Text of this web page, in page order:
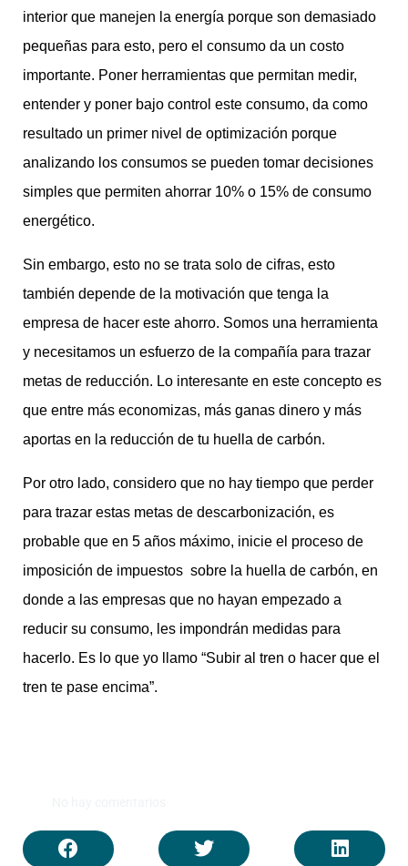
interior que manejen la energía porque son demasiado
pequeñas para esto, pero el consumo da un costo
importante. Poner herramientas que permitan medir,
entender y poner bajo control este consumo, da como
resultado un primer nivel de optimización porque
analizando los consumos se pueden tomar decisiones
simples que permiten ahorrar 10% o 15% de consumo
energético.
Sin embargo, esto no se trata solo de cifras, esto
también depende de la motivación que tenga la
empresa de hacer este ahorro. Somos una herramienta
y necesitamos un esfuerzo de la compañía para trazar
metas de reducción. Lo interesante en este concepto es
que entre más economizas, más ganas dinero y más
aportas en la reducción de tu huella de carbón.
Por otro lado, considero que no hay tiempo que perder
para trazar estas metas de descarbonización, es
probable que en 5 años máximo, inicie el proceso de
imposición de impuestos sobre la huella de carbón, en
donde a las empresas que no hayan empezado a
reducir su consumo, les impondrán medidas para
hacerlo. Es lo que yo llamo “Subir al tren o hacer que el
tren te pase encima”.